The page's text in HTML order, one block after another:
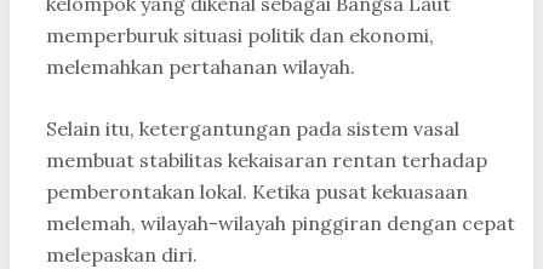
memperburuk situasi politik dan ekonomi,
melemahkan pertahanan wilayah.
Selain itu, ketergantungan pada sistem vasal
membuat stabilitas kekaisaran rentan terhadap
pemberontakan lokal. Ketika pusat kekuasaan
melemah, wilayah-wilayah pinggiran dengan cepat
melepaskan diri.